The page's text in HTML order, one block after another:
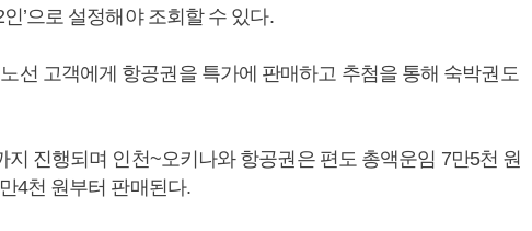
’으로 설정해야 조회할 수 있다.
선 고객에게 항공권을 특가에 판매하고 추첨을 통해 숙박권도
지 진행되며 인천~오키나와 항공권은 편도 총액운임 7만5천 원
4천 원부터 판매된다.